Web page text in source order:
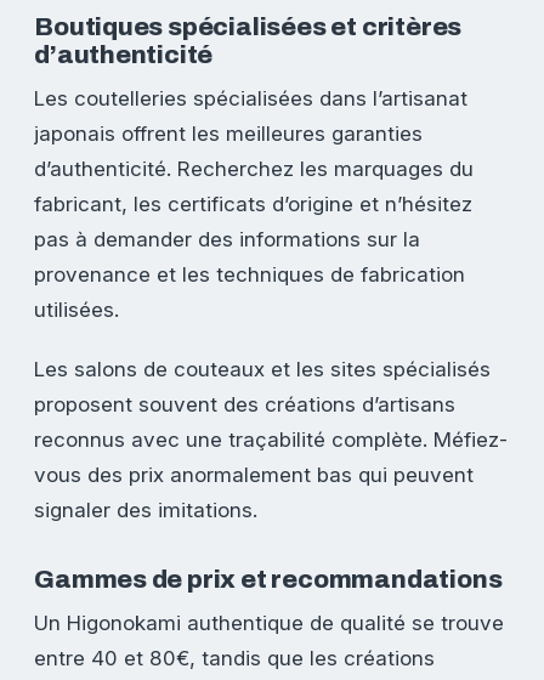
Boutiques spécialisées et critères
d’authenticité
Les coutelleries spécialisées dans l’artisanat
japonais offrent les meilleures garanties
d’authenticité. Recherchez les marquages du
fabricant, les certificats d’origine et n’hésitez
pas à demander des informations sur la
provenance et les techniques de fabrication
utilisées.
Les salons de couteaux et les sites spécialisés
proposent souvent des créations d’artisans
reconnus avec une traçabilité complète. Méfiez-
vous des prix anormalement bas qui peuvent
signaler des imitations.
Gammes de prix et recommandations
Un Higonokami authentique de qualité se trouve
entre 40 et 80€, tandis que les créations